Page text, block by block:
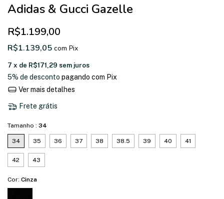
Adidas & Gucci Gazelle
R$1.199,00
R$1.139,05 com Pix
7 x de R$171,29 sem juros
5% de desconto pagando com Pix
Ver mais detalhes
Frete grátis
Tamanho : 34
34 35 36 37 38 38.5 39 40 41
42 43
Cor: Cinza